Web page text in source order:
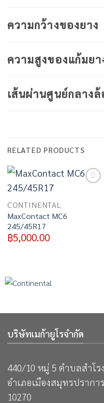
ความกว้างของยาง
ความสูงของแก้มยา
เส้นผ่านศูนย์กลางล้
RELATED PRODUCTS
CONTINENTAL
MaxContact MC6
245/45R17
฿5,000.00
บริษัทเมก้ายูโรจำกัด
440/10 หมู่ 5 ตำบลสำโร
อำเภอเมืองสมุทรปราก
10270